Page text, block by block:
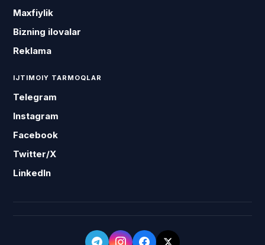
Maxfiylik
Bizning ilovalar
Reklama
IJTIMOIY TARMOQLAR
Telegram
Instagram
Facebook
Twitter/X
LinkedIn